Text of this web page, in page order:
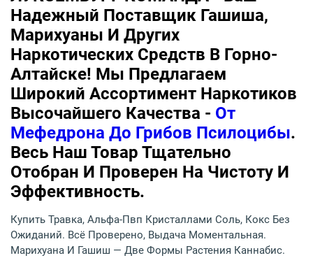
Надежный Поставщик Гашиша,
Марихуаны И Других
Наркотических Средств В Горно-
Алтайске! Мы Предлагаем
Широкий Ассортимент Наркотиков
Высочайшего Качества - От
Мефедрона До Грибов Псилоцибы.
Весь Наш Товар Тщательно
Отобран И Проверен На Чистоту И
Эффективность.
Купить Травка, Альфа-Пвп Кристаллами Соль, Кокс Без
Ожиданий. Всё Проверено, Выдача Моментальная.
Марихуана И Гашиш — Две Формы Растения Каннабис.